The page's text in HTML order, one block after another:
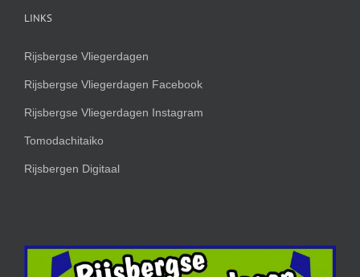
LINKS
Rijsbergse Vliegerdagen
Rijsbergse Vliegerdagen Facebook
Rijsbergse Vliegerdagen Instagram
Tomodachitaiko
Rijsbergen Digitaal